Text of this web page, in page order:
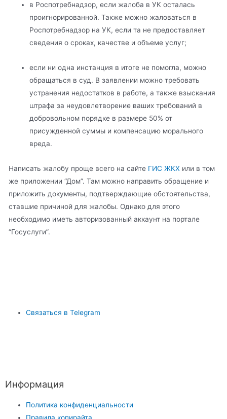
в Роспотребнадзор, если жалоба в УК осталась
проигнорированной. Также можно жаловаться в
Роспотребнадзор на УК, если та не предоставляет
сведения о сроках, качестве и объеме услуг;
если ни одна инстанция в итоге не помогла, можно
обращаться в суд. В заявлении можно требовать
устранения недостатков в работе, а также взыскания
штрафа за неудовлетворение ваших требований в
добровольном порядке в размере 50% от
присужденной суммы и компенсацию морального
вреда.
Написать жалобу проще всего на сайте ГИС ЖКХ или в том
же приложении “Дом”. Там можно направить обращение и
приложить документы, подтверждающие обстоятельства,
ставшие причиной для жалобы. Однако для этого
необходимо иметь авторизованный аккаунт на портале
“Госуслуги”.
Связаться в Telegram
Информация
Политика конфиденциальности
Правила копирайта